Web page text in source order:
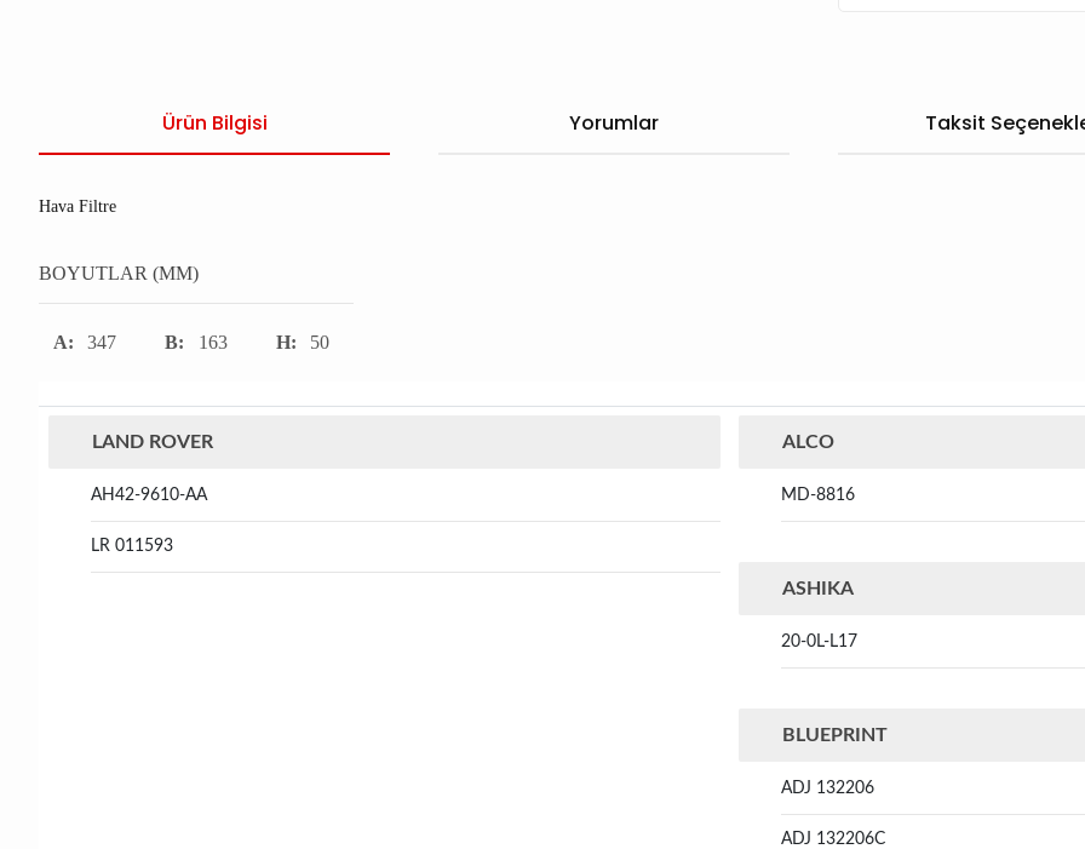
Ürün Bilgisi Yorumlar Taksit
Hava Filtre
BOYUTLAR (MM)
A: 347 B: 163 H: 50
LAND ROVER
AH42-9610-AA
LR 011593
ALCO
MD-8816
ASHIKA
20-0L-L17
BLUEPRINT
ADJ 132206
ADJ 132206C